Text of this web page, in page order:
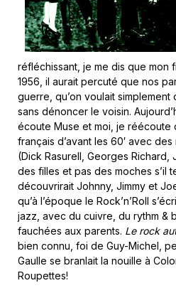
réfléchissant, je me dis que mon
1956, il aurait percuté que nos
guerre, qu’on voulait simplement
sans dénoncer le voisin.
écoute Muse et moi, je réécoute
français d’avant les 60′ avec
(Dick Rasurell, Georges Richard,
des filles et pas des moches s’il
découvrirait Johnny, Jimmy et
qu’à l’époque le Rock’n’Roll
jazz, avec du cuivre, du rythm &
fauchées aux parents. Le rock
bien connu, foi de Guy-Michel,
Gaulle se branlait la nouille à
Roupettes!